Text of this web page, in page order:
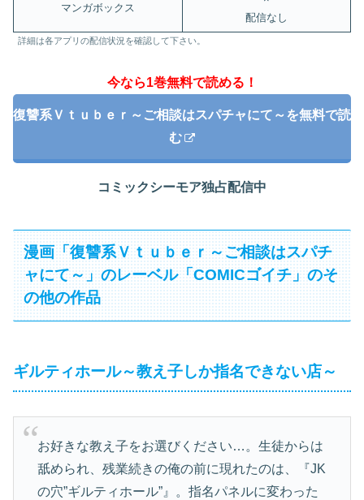
マンガボックス
配信なし
詳細は各アプリの配信状況を確認して下さい。
今なら1巻無料で読める！
復讐系Ｖｔｕｂｅｒ～ご相談はスパチャにて～を無料で読
む
コミックシーモア独占配信中
漫画「復讐系Ｖｔｕｂｅｒ～ご相談はスパチ
ャにて～」のレーベル「COMICゴイチ」のそ
の他の作品
ギルティホール～教え子しか指名できない店～
お好きな教え子をお選びください…。生徒からは
舐められ、残業続きの俺の前に現れたのは、『JK
の穴”ギルティホール”』。指名パネルに変わった